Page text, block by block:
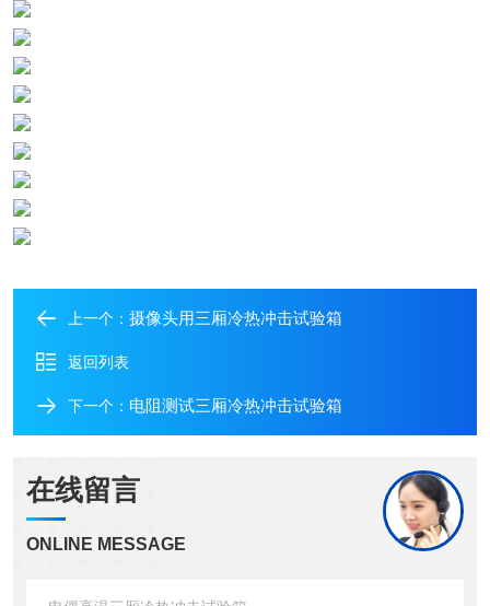
上一个： 摄像头用三厢冷热冲击试验箱
返回列表
下一个： 电阻测试三厢冷热冲击试验箱
在线留言
ONLINE MESSAGE